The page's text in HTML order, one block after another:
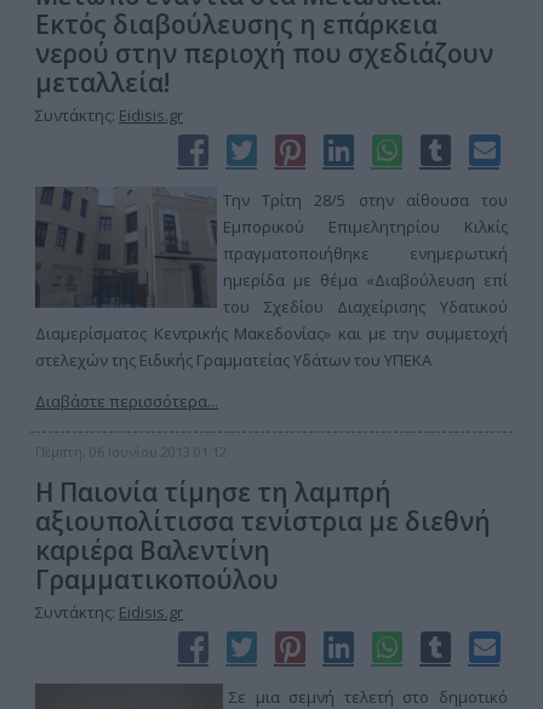
Εκτός διαβούλευσης η επάρκεια
νερού στην περιοχή που σχεδιάζουν
μεταλλεία!
Συντάκτης: Eidisis.gr
Την Τρίτη 28/5 στην αίθουσα του
Εμπορικού Επιμελητηρίου Κιλκίς
πραγματοποιήθηκε ενημερωτική
ημερίδα με θέμα «Διαβούλευση επί
του Σχεδίου Διαχείρισης Υδατικού
Διαμερίσματος Κεντρικής Μακεδονίας» και με την συμμετοχή
στελεχών της Ειδικής Γραμματείας Υδάτων του ΥΠΕΚΑ
Διαβάστε περισσότερα...
Πέμπτη, 06 Ιουνίου 2013 01:12
Η Παιονία τίμησε τη λαμπρή
αξιουπολίτισσα τενίστρια με διεθνή
καριέρα Βαλεντίνη
Γραμματικοπούλου
Συντάκτης: Eidisis.gr
Σε μια σεμνή τελετή στο δημοτικό